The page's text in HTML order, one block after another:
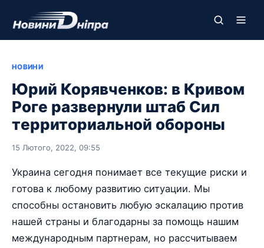
НОВИНИ
Юрий Корявченков: в Кривом
Роге развернули штаб Сил
территориальной обороны
15 Лютого, 2022, 09:55
Украина сегодня понимает все текущие риски и
готова к любому развитию ситуации. Мы
способны остановить любую эскалацию против
нашей страны и благодарны за помощь нашим
международным партнерам, но рассчитываем